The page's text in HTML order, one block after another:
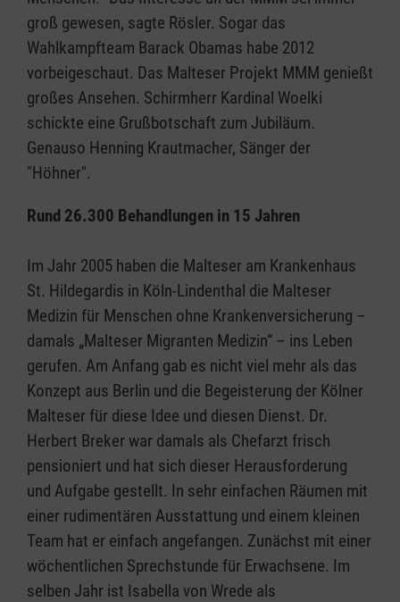
groß gewesen, sagte Rösler. Sogar das
Wahlkampfteam Barack Obamas habe 2012
vorbeigeschaut. Das Malteser Projekt MMM genießt
großes Ansehen. Schirmherr Kardinal Woelki
schickte eine Grußbotschaft zum Jubiläum.
Genauso Henning Krautmacher, Sänger der
"Höhner".
Rund 26.300 Behandlungen in 15 Jahren
Im Jahr 2005 haben die Malteser am Krankenhaus
St. Hildegardis in Köln-Lindenthal die Malteser
Medizin für Menschen ohne Krankenversicherung –
damals „Malteser Migranten Medizin“ – ins Leben
gerufen. Am Anfang gab es nicht viel mehr als das
Konzept aus Berlin und die Begeisterung der Kölner
Malteser für diese Idee und diesen Dienst. Dr.
Herbert Breker war damals als Chefarzt frisch
pensioniert und hat sich dieser Herausforderung
und Aufgabe gestellt. In sehr einfachen Räumen mit
einer rudimentären Ausstattung und einem kleinen
Team hat er einfach angefangen. Zunächst mit einer
wöchentlichen Sprechstunde für Erwachsene. Im
selben Jahr ist Isabella von Wrede als